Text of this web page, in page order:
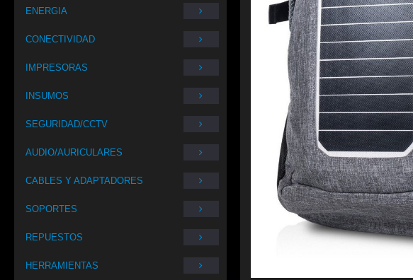
ENERGIA
CONECTIVIDAD
IMPRESORAS
INSUMOS
SEGURIDAD/CCTV
AUDIO/AURICULARES
CABLES Y ADAPTADORES
SOPORTES
REPUESTOS
HERRAMIENTAS